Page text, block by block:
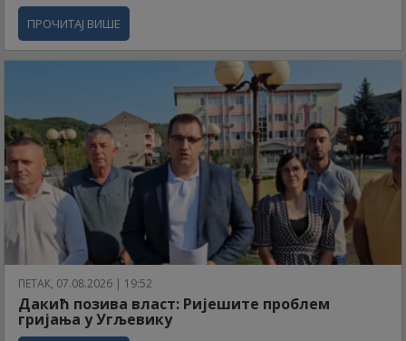
ПРОЧИТАЈ ВИШЕ
ПЕТАК, 07.08.2026 | 19:52
Дакић позива власт: Ријешите проблем
гријања у Угљевику